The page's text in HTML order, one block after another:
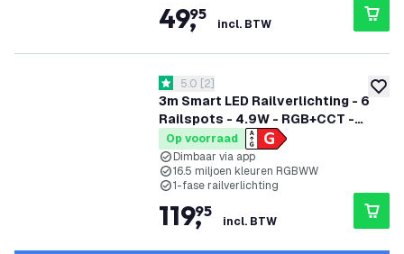
49,
95
incl. BTW
3m Smart LED Railverlichting - 6
Railspots - 4.9W - RGB+CCT -
Dimbaar - 1-Fase Railsysteem -
Zwart
reviews drawer openen
5 score sterren
5.0 [2]
Op voorraad
Dimbaar via app
16.5 miljoen kleuren RGBWW
1-fase railverlichting
119,
95
incl. BTW